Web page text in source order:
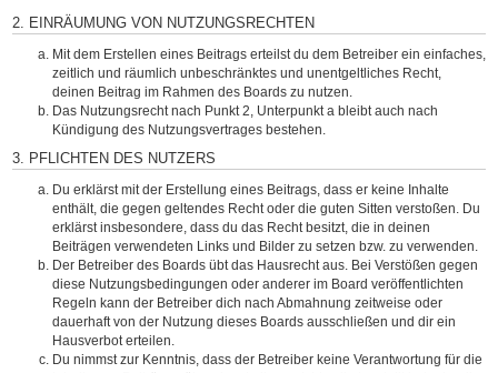
2. EINRÄUMUNG VON NUTZUNGSRECHTEN
Mit dem Erstellen eines Beitrags erteilst du dem Betreiber ein einfaches,
zeitlich und räumlich unbeschränktes und unentgeltliches Recht,
deinen Beitrag im Rahmen des Boards zu nutzen.
Das Nutzungsrecht nach Punkt 2, Unterpunkt a bleibt auch nach
Kündigung des Nutzungsvertrages bestehen.
3. PFLICHTEN DES NUTZERS
Du erklärst mit der Erstellung eines Beitrags, dass er keine Inhalte
enthält, die gegen geltendes Recht oder die guten Sitten verstoßen. Du
erklärst insbesondere, dass du das Recht besitzt, die in deinen
Beiträgen verwendeten Links und Bilder zu setzen bzw. zu verwenden.
Der Betreiber des Boards übt das Hausrecht aus. Bei Verstößen gegen
diese Nutzungsbedingungen oder anderer im Board veröffentlichten
Regeln kann der Betreiber dich nach Abmahnung zeitweise oder
dauerhaft von der Nutzung dieses Boards ausschließen und dir ein
Hausverbot erteilen.
Du nimmst zur Kenntnis, dass der Betreiber keine Verantwortung für die